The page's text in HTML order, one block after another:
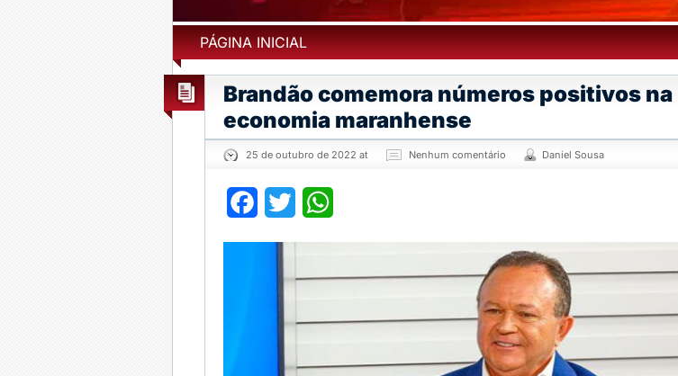
PÁGINA INICIAL
Brandão comemora números positivos na
economia maranhense
25 de outubro de 2022 at Nenhum comentário Daniel Sousa
Facebook
Twitter